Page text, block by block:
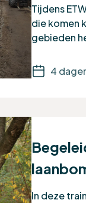
Tijdens
die komen
gebieden
4
In deze